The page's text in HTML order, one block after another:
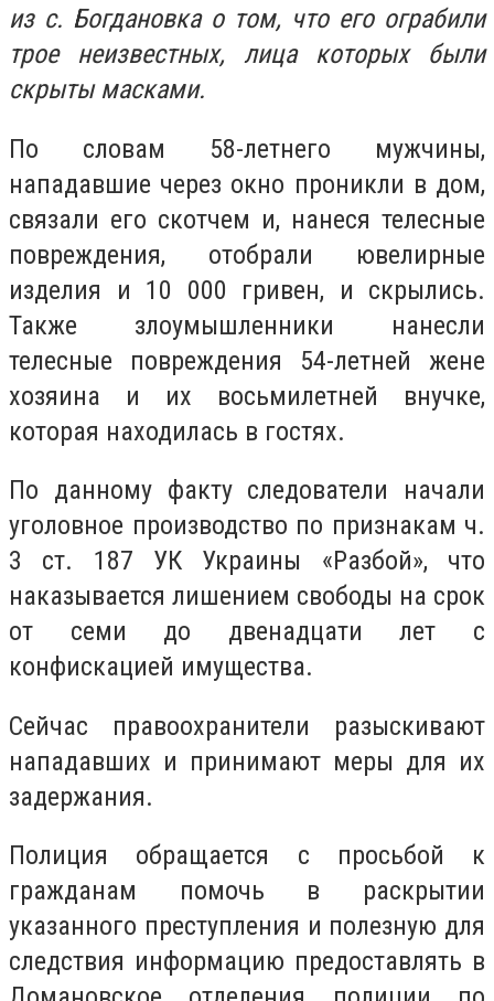
из с. Богдановка о том, что его ограбили
трое неизвестных, лица которых были
скрыты масками.
По словам 58-летнего мужчины,
нападавшие через окно проникли в дом,
связали его скотчем и, нанеся телесные
повреждения, отобрали ювелирные
изделия и 10 000 гривен, и скрылись.
Также злоумышленники нанесли
телесные повреждения 54-летней жене
хозяина и их восьмилетней внучке,
которая находилась в гостях.
По данному факту следователи начали
уголовное производство по признакам ч.
3 ст. 187 УК Украины «Разбой», что
наказывается лишением свободы на срок
от семи до двенадцати лет с
конфискацией имущества.
Сейчас правоохранители разыскивают
нападавших и принимают меры для их
задержания.
Полиция обращается с просьбой к
гражданам помочь в раскрытии
указанного преступления и полезную для
следствия информацию предоставлять в